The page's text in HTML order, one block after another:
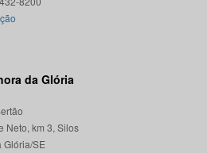
da Glória
Neto, km 3, Silos
Glória/SE